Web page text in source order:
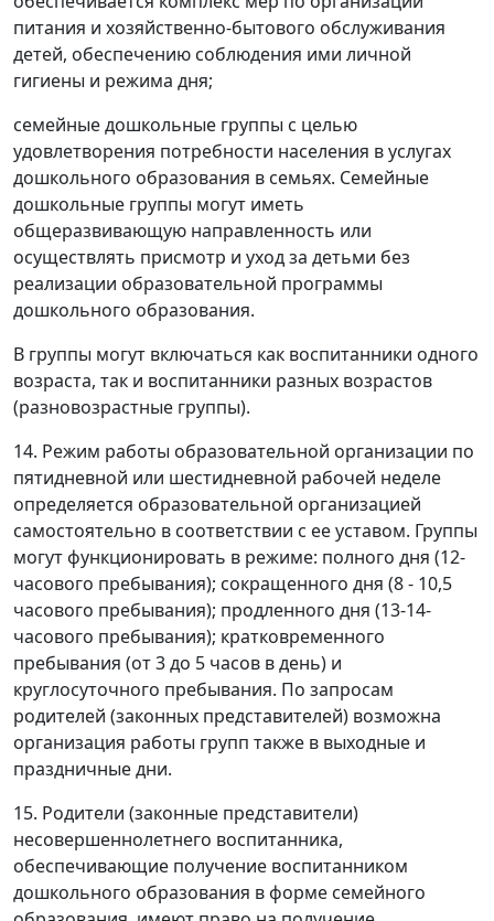
питания и хозяйственно-бытового обслуживания
детей, обеспечению соблюдения ими личной
гигиены и режима дня;
семейные дошкольные группы с целью
удовлетворения потребности населения в услугах
дошкольного образования в семьях. Семейные
дошкольные группы могут иметь
общеразвивающую направленность или
осуществлять присмотр и уход за детьми без
реализации образовательной программы
дошкольного образования.
В группы могут включаться как воспитанники одного
возраста, так и воспитанники разных возрастов
(разновозрастные группы).
14. Режим работы образовательной организации по
пятидневной или шестидневной рабочей неделе
определяется образовательной организацией
самостоятельно в соответствии с ее уставом. Группы
могут функционировать в режиме: полного дня (12-
часового пребывания); сокращенного дня (8 - 10,5
часового пребывания); продленного дня (13-14-
часового пребывания); кратковременного
пребывания (от 3 до 5 часов в день) и
круглосуточного пребывания. По запросам
родителей (законных представителей) возможна
организация работы групп также в выходные и
праздничные дни.
15. Родители (законные представители)
несовершеннолетнего воспитанника,
обеспечивающие получение воспитанником
дошкольного образования в форме семейного